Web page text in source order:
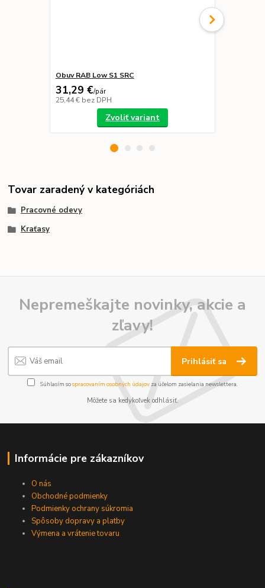
Obuv RAB Low S1 SRC
31,29 €/pár
25,44 € bez DPH
Zvoliť variant
Tovar zaradený v kategóriách
Pracovné odevy
Kraťasy
Nepremeškajte novinky, akcie a
zľavy!
Prihlásiť sa
Súhlasím sospracovaním osobných údajov za účelom zasielania newslettera.
Môžete sa kedykoľvek odhlásiť.
Informácie pre zákazníkov
O nás
Obchodné podmienky
Podmienky ochrany súkromia
Spôsoby dopravy a platby
Výmena a vrátenie tovaru